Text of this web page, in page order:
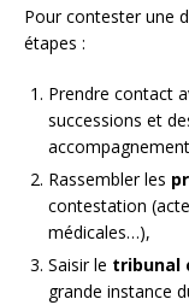
Pour contester une
étapes :
Prendre contact
successions et
Rassembler les
contestation
médicales…),
Saisir le tribunal
grande instance